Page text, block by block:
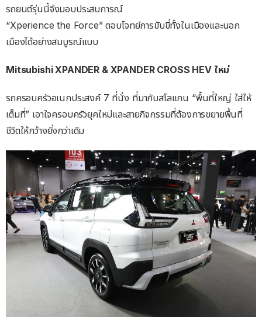
รถยนต์รุ่นนี้จึงมอบประสบการณ์
“Xperience the Force” ตอบโจทย์การขับขี่ทั้งในเมืองและนอก
เมืองได้อย่างสมบูรณ์แบบ
Mitsubishi XPANDER & XPANDER CROSS HEV ใหม่
รถครอบครัวอเนกประสงค์ 7 ที่นั่ง ที่มากับสโลแกน “พื้นที่ใหญ่ ใส่ให้
เต็มที่” เอาใจครอบครัวยุคใหม่และสายกิจกรรมที่ต้องการขยายพื้นที่
ชีวิตให้กว้างยิ่งกว่าเดิม